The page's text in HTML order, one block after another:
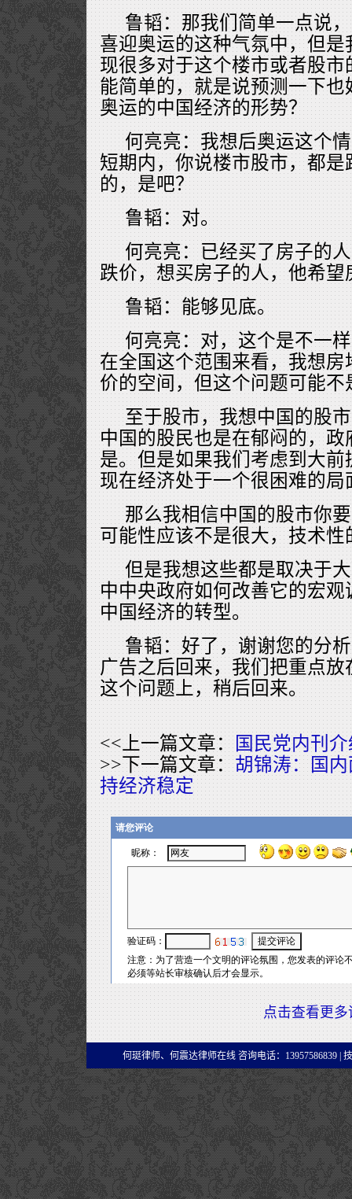
鲁韬：那我们简单一点说
喜迎奥运的这种气氛中，但
现很多对于这个楼市或者股
能简单的，就是说预测一下
奥运的中国经济的形势？
何亮亮：我想后奥运这个
短期内，你说楼市股市，都
的，是吧？
鲁韬：对。
何亮亮：已经买了房子的
跌价，想买房子的人，他希
鲁韬：能够见底。
何亮亮：对，这个是不一
在全国这个范围来看，我想
价的空间，但这个问题可能
至于股市，我想中国的股
中国的股民也是在郁闷的，
是。但是如果我们考虑到大
现在经济处于一个很困难的局
那么我相信中国的股市你
可能性应该不是很大，技术
但是我想这些都是取决于
中中央政府如何改善它的宏
中国经济的转型。
鲁韬：好了，谢谢您的分
广告之后回来，我们把重点
这个问题上，稍后回来。
<<上一篇文章：国民党内刊
>>下一篇文章：胡锦涛：国
持经济稳定
点击查看更多
何珽律师、何震达律师在线 咨询电话：13957586839 |